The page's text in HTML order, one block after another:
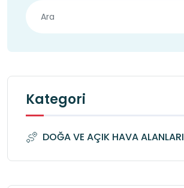
Kategori
DOĞA VE AÇIK HAVA ALANLARI